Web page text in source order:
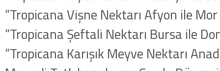
“Tropicana Vişne Nektarı Afyon ile
“Tropicana Şeftali Nektarı Bursa ile
“Tropicana Karışık Meyve Nektarı